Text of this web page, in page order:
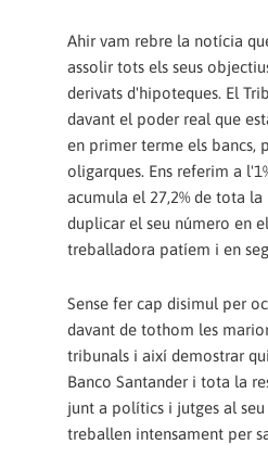
Ahir vam rebre la notícia
assolir tots els seus
derivats d'hipoteques. El
davant el poder real que
en primer terme els bancs,
oligarques. Ens referim a
acumula el 27,2% de tota
duplicar el seu número en
treballadora patíem i en
Sense fer cap disimul per
davant de tothom les
tribunals i així demostrar
Banco Santander i tota la
junt a polítics i jutges al seu
treballen intensament per